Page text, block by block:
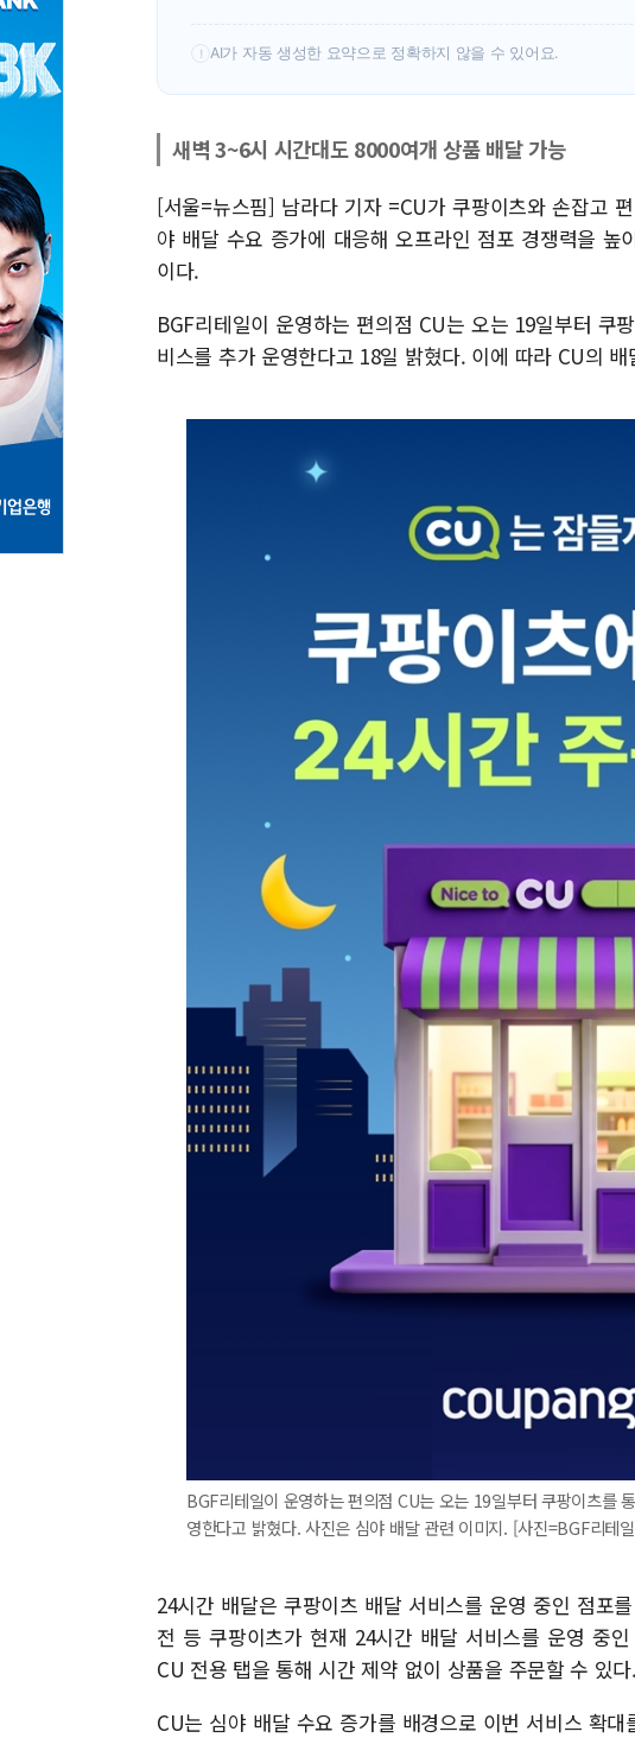
! AI가 자동 생성한 요약으로 정확하지 않을 수 있어요.
새벽 3~6시 시간대도 8000여개 상품 배달 가능
[서울=뉴스핌] 남라다 기자 =CU가 쿠팡이츠와 손잡고
야 배달 수요 증가에 대응해 오프라인 점포 경쟁력을
이다.
BGF리테일이 운영하는 편의점 CU는 오는 19일부터 쿠
비스를 추가 운영한다고 18일 밝혔다. 이에 따라 CU의
BGF리테일이 운영하는 편의점 CU는 오는 19일부터 쿠팡이츠를
영한다고 밝혔다. 사진은 심야 배달 관련 이미지. [사진=BGF리테
24시간 배달은 쿠팡이츠 배달 서비스를 운영 중인 점포
전 등 쿠팡이츠가 현재 24시간 배달 서비스를 운영 중
CU 전용 탭을 통해 시간 제약 없이 상품을 주문할 수 있다.
CU는 심야 배달 수요 증가를 배경으로 이번 서비스 확